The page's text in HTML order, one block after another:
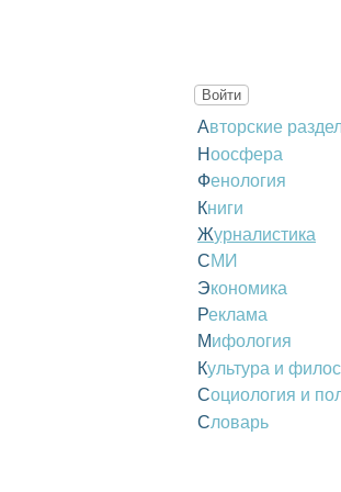
Войти
Авторские
Ноосфера
Фенология
Книги
Журналистика
СМИ
Экономика
Реклама
Мифология
Культура и
Социология и
Словарь